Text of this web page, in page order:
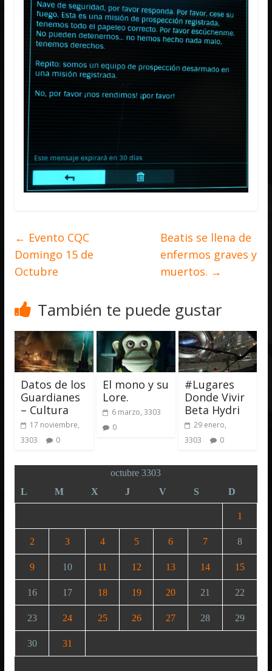
← Evento CQC
Domingo 15 de
Octubre
Beatis se llena de
enfermos graves y
muertos. →
También te puede gustar
Datos de los
Guardianes
– Cultura
17 noviembre,
3303
0
El mono y su
Lore.
6 marzo, 3303
0
#Lugares
Donde Vivir
Beta Hydri
29 enero,
3303
0
octubre 3303
L
M X J V S D
1
2 3 4 5 6 7 8
9 10 11 12 13 14 15
16 17 18 19 20 21 22
23 24 25 26 27 28 29
30 31